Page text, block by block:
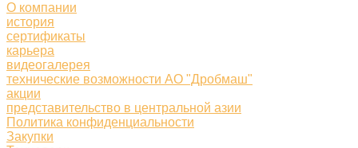
О компании
история
сертификаты
карьера
видеогалерея
технические возможности АО "Дробмаш"
акции
представительство в центральной азии
Политика конфиденциальности
Закупки